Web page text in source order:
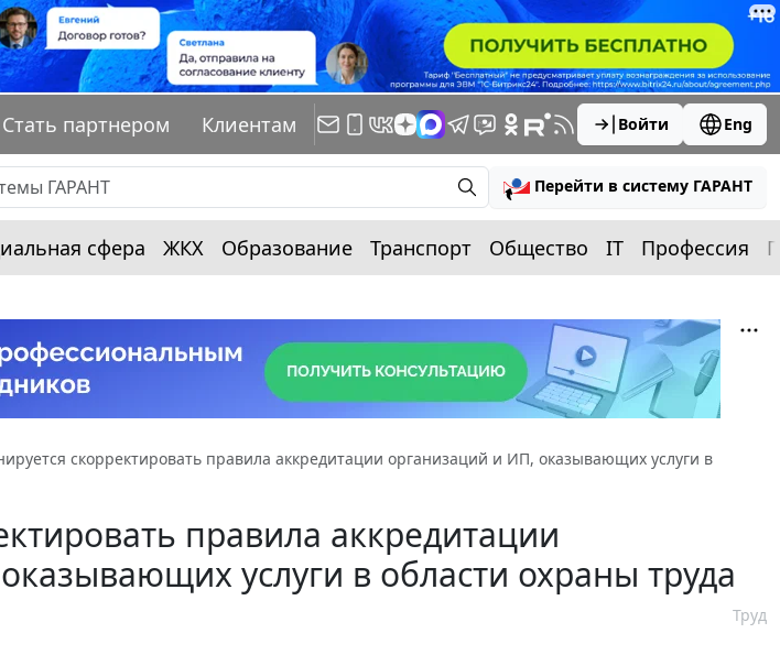
Стать партнером Клиентам Войти Eng
Перейти в систему ГАРАНТ
сфера ЖКХ Образование Транспорт Общество IT Профессия
скорректировать правила аккредитации организаций и ИП, оказывающих услуги в
правила аккредитации
услуги в области охраны труда
Труд